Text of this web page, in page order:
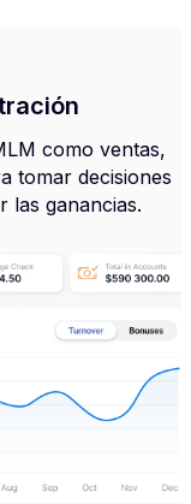
como ventas,
tomar decisiones
las ganancias.